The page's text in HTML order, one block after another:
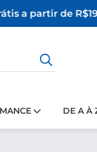
a partir de
DE A À